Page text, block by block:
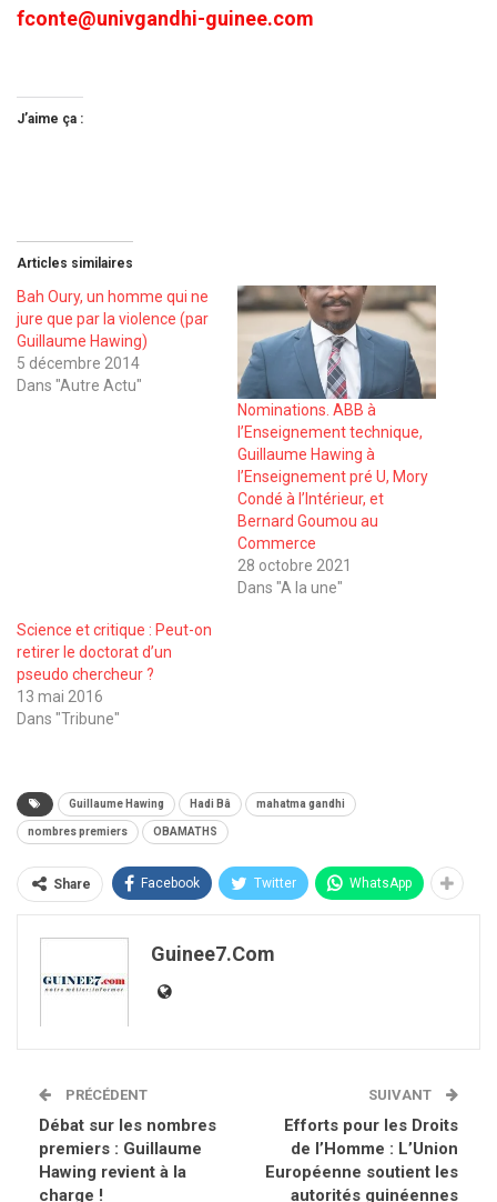
fconte@univgandhi-guinee.com
J’aime ça :
Articles similaires
Bah Oury, un homme qui ne
jure que par la violence (par
Guillaume Hawing)
5 décembre 2014
Dans "Autre Actu"
Nominations. ABB à
l’Enseignement technique,
Guillaume Hawing à
l’Enseignement pré U, Mory
Condé à l’Intérieur, et
Bernard Goumou au
Commerce
28 octobre 2021
Dans "A la une"
Science et critique : Peut-on
retirer le doctorat d’un
pseudo chercheur ?
13 mai 2016
Dans "Tribune"
Guillaume Hawing Hadi Bâ mahatma gandhi
nombres premiers OBAMATHS
Share Facebook Twitter WhatsApp
Guinee7.com
PRÉCÉDENT
Débat sur les nombres
premiers : Guillaume
Hawing revient à la
charge !
SUIVANT
Efforts pour les Droits
de l’Homme : L’Union
Européenne soutient les
autorités guinéennes